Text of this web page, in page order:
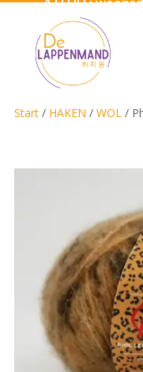
ATELJEE:
Start/ HAKEN / WOL /